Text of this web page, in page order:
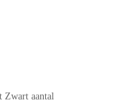
aantal